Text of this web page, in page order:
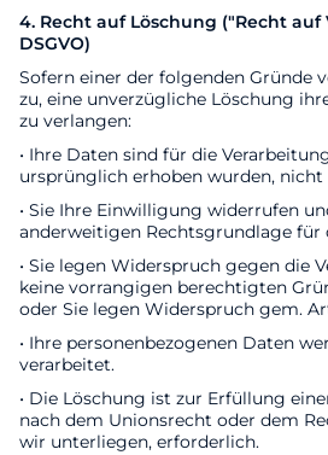
4. Recht auf Löschung ("Recht auf
DSGVO)
Sofern einer der folgenden Gründe
zu, eine unverzügliche Löschung
zu verlangen:
• Ihre Daten sind für die
ursprünglich erhoben wurden,
• Sie Ihre Einwilligung widerrufen
anderweitigen Rechtsgrundlage für
• Sie legen Widerspruch gegen die
keine vorrangigen berechtigten
oder Sie legen Widerspruch gem.
• Ihre personenbezogenen Daten
verarbeitet.
• Die Löschung ist zur Erfüllung
nach dem Unionsrecht oder dem
wir unterliegen, erforderlich.